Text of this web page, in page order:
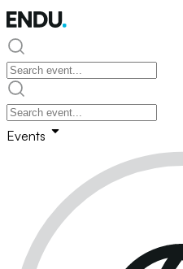
Events